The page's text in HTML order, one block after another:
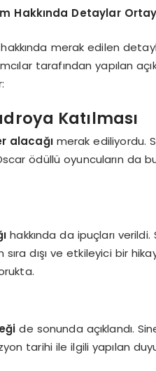
Hakkında Detaylar
merak edilen
tarafından yapılan
Katılması
alacağımerak ediliyordu.
ödüllü oyuncuların da
hakkında da ipuçları
dışı ve etkileyici bir
de sonunda açıklandı.
tarihi ile ilgili yapılan